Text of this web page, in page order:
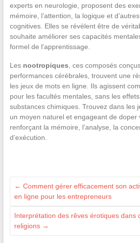
experts en neurologie, proposent des
mémoire, l’attention, la logique et
cognitives. Elles se révèlent être de
souhaite améliorer ses capacités
formel de l’apprentissage.
Les nootropiques , ces composés
performances cérébrales, trouvent une
les jeux de mots en ligne. Ils agissent
pour les facultés mentales, sans les
substances chimiques. Trouvez dans les
un moyen naturel et engageant de doper
renforçant la mémoire, l’analyse, la
d’exécution.
← Comment gérer efficacement son
en ligne pour les entrepreneurs
Interprétation des rêves érotiques dans
religions →